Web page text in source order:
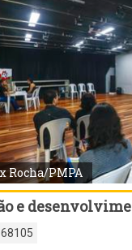
Rocha/PMPA
e